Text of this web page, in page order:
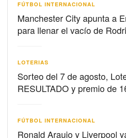
FÚTBOL INTERNACIONAL
Manchester City apunta a
para llenar el vacío de Rodri
LOTERIAS
Sorteo del 7 de agosto,
RESULTADO y premio de
FÚTBOL INTERNACIONAL
Ronald Araujo y Liverpool